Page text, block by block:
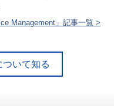
Management」記事一覧 >
いて知る